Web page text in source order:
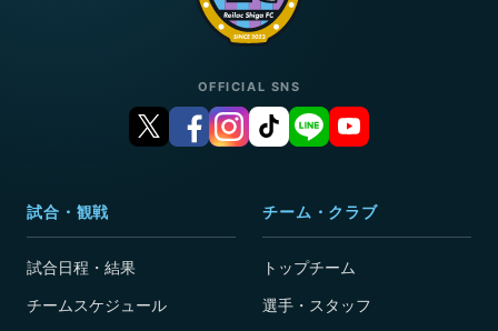
OFFICIAL SNS
試合・観戦
試合日程・結果
チームスケジュール
チーム・クラブ
トップチーム
選手・スタッフ